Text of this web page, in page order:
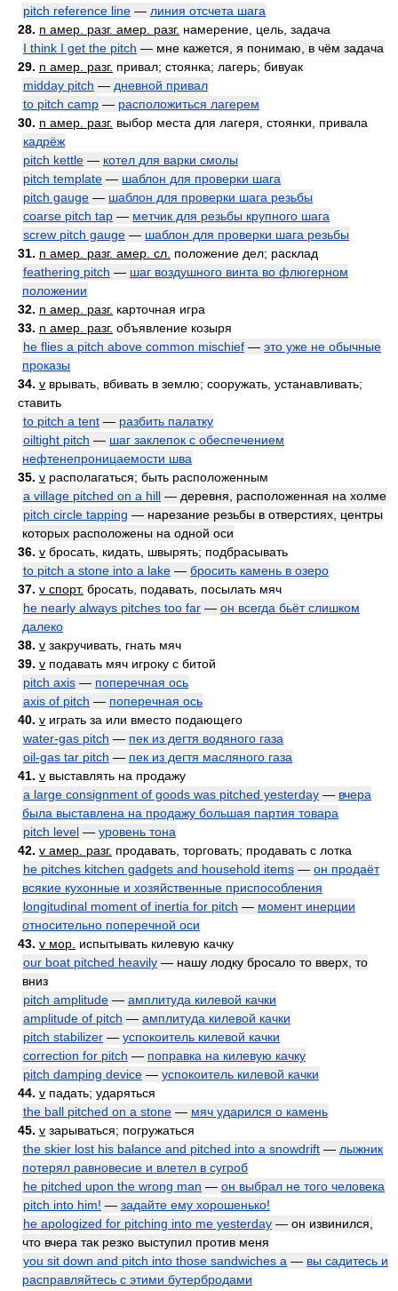
pitch reference line — линия отсчета шага
28. n амер. разг. амер. разг. намерение, цель, задача
I think I get the pitch — мне кажется, я понимаю, в чём задача
29. n амер. разг. привал; стоянка; лагерь; бивуак
midday pitch — дневной привал
to pitch camp — расположиться лагерем
30. n амер. разг. выбор места для лагеря, стоянки, привала
кадрёж
pitch kettle — котел для варки смолы
pitch template — шаблон для проверки шага
pitch gauge — шаблон для проверки шага резьбы
coarse pitch tap — метчик для резьбы крупного шага
screw pitch gauge — шаблон для проверки шага резьбы
31. n амер. разг. амер. сл. положение дел; расклад
feathering pitch — шаг воздушного винта во флюгерном
положении
32. n амер. разг. карточная игра
33. n амер. разг. объявление козыря
he flies a pitch above common mischief — это уже не обычные
проказы
34. v врывать, вбивать в землю; сооружать, устанавливать;
ставить
to pitch a tent — разбить палатку
oiltight pitch — шаг заклепок с обеспечением
нефтенепроницаемости шва
35. v располагаться; быть расположенным
a village pitched on a hill — деревня, расположенная на холме
pitch circle tapping — нарезание резьбы в отверстиях, центры
которых расположены на одной оси
36. v бросать, кидать, швырять; подбрасывать
to pitch a stone into a lake — бросить камень в озеро
37. v спорт. бросать, подавать, посылать мяч
he nearly always pitches too far — он всегда бьёт слишком
далеко
38. v закручивать, гнать мяч
39. v подавать мяч игроку с битой
pitch axis — поперечная ось
axis of pitch — поперечная ось
40. v играть за или вместо подающего
water-gas pitch — пек из дегтя водяного газа
oil-gas tar pitch — пек из дегтя масляного газа
41. v выставлять на продажу
a large consignment of goods was pitched yesterday — вчера
была выставлена на продажу большая партия товара
pitch level — уровень тона
42. v амер. разг. продавать, торговать; продавать с лотка
he pitches kitchen gadgets and household items — он продаёт
всякие кухонные и хозяйственные приспособления
longitudinal moment of inertia for pitch — момент инерции
относительно поперечной оси
43. v мор. испытывать килевую качку
our boat pitched heavily — нашу лодку бросало то вверх, то
вниз
pitch amplitude — амплитуда килевой качки
amplitude of pitch — амплитуда килевой качки
pitch stabilizer — успокоитель килевой качки
correction for pitch — поправка на килевую качку
pitch damping device — успокоитель килевой качки
44. v падать; ударяться
the ball pitched on a stone — мяч ударился о камень
45. v зарываться; погружаться
the skier lost his balance and pitched into a snowdrift — лыжник
потерял равновесие и влетел в сугроб
he pitched upon the wrong man — он выбрал не того человека
pitch into him! — задайте ему хорошенько!
he apologized for pitching into me yesterday — он извинился,
что вчера так резко выступил против меня
you sit down and pitch into those sandwiches a — вы садитесь и
расправляйтесь с этими бутербродами